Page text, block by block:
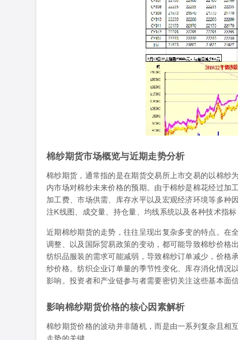
棉纱期货市场概览与近期走势分析
棉纱期货，通常指的是在期货交易所上市交易的以棉纱
内市场对棉纱未来价格的预期。由于棉纱是棉花经过加
加工费、市场供需、库存水平以及宏观经济环境等多种
注K线图、成交量、持仓量、均线系统以及各种技术指
近期棉纱期货的走势，往往呈现出复杂多变的特点。在
调整、以及国际贸易政策的变动，都可能导致棉纱价格
纺织品服装的需求可能减弱，导致棉纱订单减少，价格
纱价格。纺织企业订单量的季节性变化、库存消化情况
影响。投资者和产业链参与者需要密切关注这些基本面
影响棉纱期货价格的核心因素解析
棉纱期货价格的波动并非随机，而是由一系列复杂且相
走势的关键。